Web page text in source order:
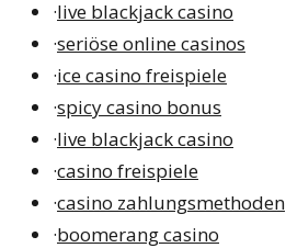
·live blackjack casino
·seriöse online casinos
·ice casino freispiele
·spicy casino bonus
·live blackjack casino
·casino freispiele
·casino zahlungsmethoden
·boomerang casino